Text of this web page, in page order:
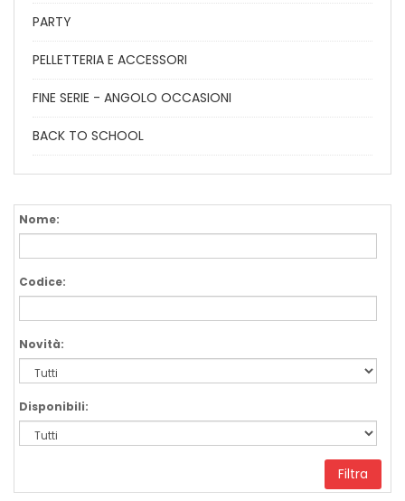
PARTY
PELLETTERIA E ACCESSORI
FINE SERIE - ANGOLO OCCASIONI
BACK TO SCHOOL
Nome:
Codice:
Novità:
Disponibili:
Filtra